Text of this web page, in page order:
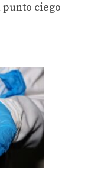
punto ciego